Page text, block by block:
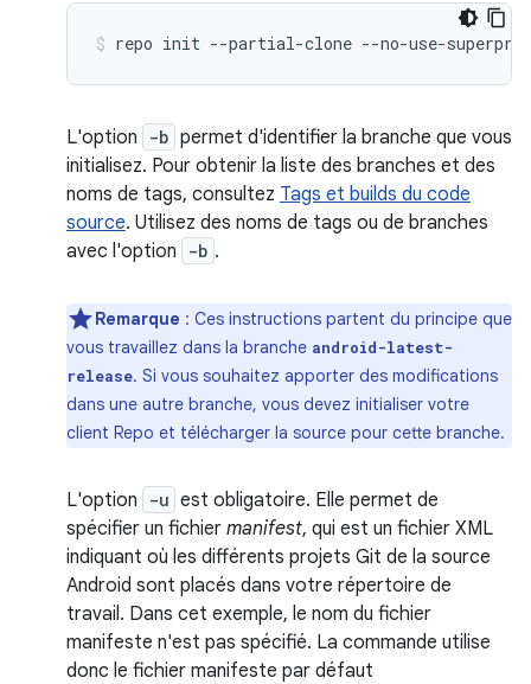
repo init --partial-clone --no-use-
L'option -b permet d'identifier la branche que vous
initialisez. Pour obtenir la liste des branches et des
noms de tags, consultez Tags et builds du code
source. Utilisez des noms de tags ou de branches
avec l'option
-b .
Remarque : Ces instructions partent du principe que
vous travaillez dans la branche android-latest-
release. Si vous souhaitez apporter des modifications
dans une autre branche, vous devez initialiser votre
client Repo et télécharger la source pour cette branche.
L'option -u est obligatoire. Elle permet de
spécifier un fichier manifest, qui est un fichier XML
indiquant où les différents projets Git de la source
Android sont placés dans votre répertoire de
travail. Dans cet exemple, le nom du fichier
manifeste n'est pas spécifié. La commande utilise
donc le fichier manifeste par défaut